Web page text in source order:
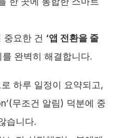
중요한 건 ‘앱 전환을 줄
완벽히 해결합니다.
하루 일정이 요약되고,
무조건 알림) 덕분에 중
습니다.